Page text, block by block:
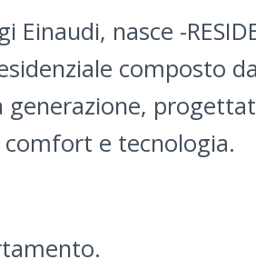
Einaudi, nasce -
composto
e tecnologia.